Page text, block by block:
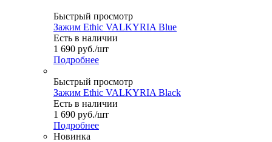
Быстрый просмотр
Зажим Ethic VALKYRIA Blue
Есть в наличии
1 690 руб./шт
Подробнее
Быстрый просмотр
Зажим Ethic VALKYRIA Black
Есть в наличии
1 690 руб./шт
Подробнее
Новинка